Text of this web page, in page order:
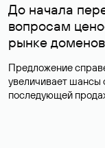
До начала
вопросам
рынке доменов
Предложение
увеличивает шансы
последующей